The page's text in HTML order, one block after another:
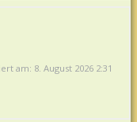
am: 8. August 2026 2:31